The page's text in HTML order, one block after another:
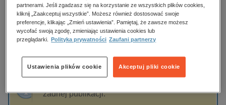
budownictwo, aranżacja wnętrz
biznesowe, branżowe, gospodarka
dzienniki
edukacja
hobby, sport, rozrywka
Vi Keeland
Sortowanie Filtrowanie
żadnej publikacji.
partnerami. Jeśli zgadzasz się na korzystanie ze wszystkich plików cookies,
kliknij „Zaakceptuj wszystkie”. Możesz również dostosować swoje
preferencje, klikając „Zmień ustawienia”. Pamiętaj, że zawsze możesz
wycofać swoją zgodę, zmieniając ustawienia cookies lub
przeglądarki.
Polityka prywatności Zaufani partnerzy
Akceptuj pliki cookie
Ustawienia plików cookie